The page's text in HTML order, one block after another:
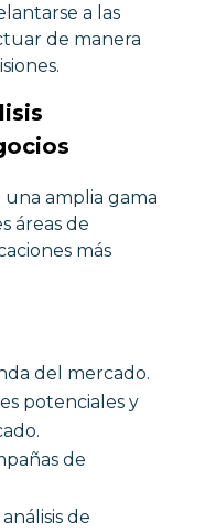
a las
de manera
una amplia gama
áreas de
más
del mercado.
potenciales y
de
de